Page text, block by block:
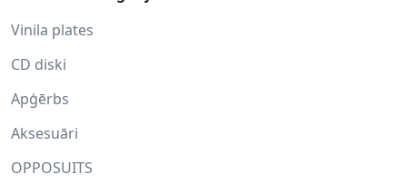
Vinila plates
CD diski
Apģērbs
Aksesuāri
OPPOSUITS